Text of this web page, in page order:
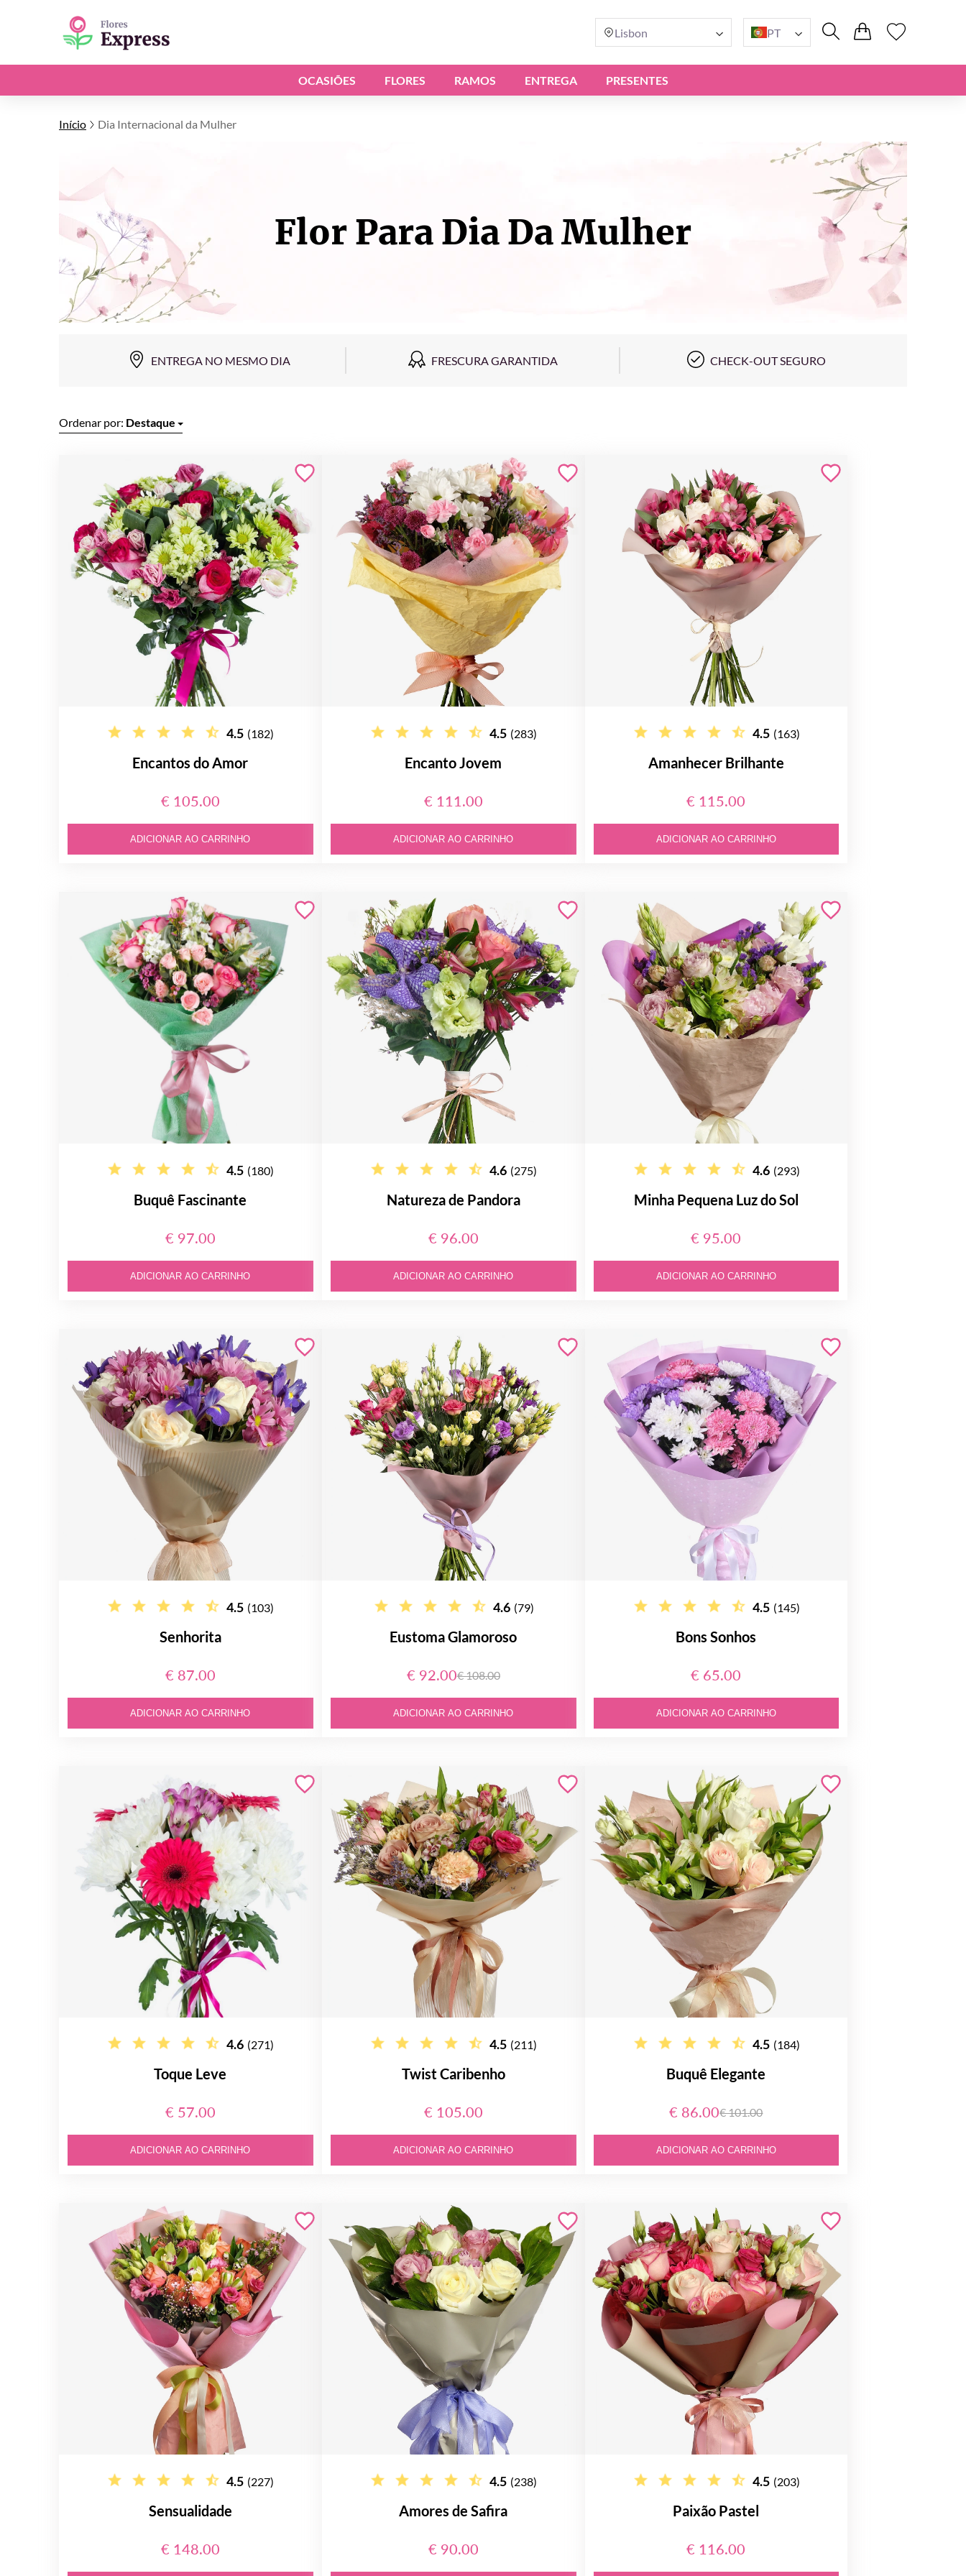
Lisbon PT
OCASIÕES FLORES RAMOS ENTREGA PRESENTES
Início Dia Internacional da Mulher
Flor Para Dia Da Mulher
ENTREGA NO MESMO DIA FRESCURA GARANTIDA CHECK-OUT SEGURO
Ordenar por: Destaque
4.5 (182)
Encantos do Amor
€ 105.00
ADICIONAR AO CARRINHO
4.5 (283)
Encanto Jovem
€ 111.00
ADICIONAR AO CARRINHO
4.5 (163)
Amanhecer Brilhante
€ 115.00
ADICIONAR AO CARRINHO
4.5 (180)
Buquê Fascinante
€ 97.00
ADICIONAR AO CARRINHO
4.6 (275)
Natureza de Pandora
€ 96.00
ADICIONAR AO CARRINHO
4.6 (293)
Minha Pequena Luz do Sol
€ 95.00
ADICIONAR AO CARRINHO
4.5 (103)
Senhorita
€ 87.00
ADICIONAR AO CARRINHO
4.6 (79)
Eustoma Glamoroso
€ 92.00€ 108.00
ADICIONAR AO CARRINHO
4.5 (145)
Bons Sonhos
€ 65.00
ADICIONAR AO CARRINHO
4.6 (271)
Toque Leve
€ 57.00
ADICIONAR AO CARRINHO
4.5 (211)
Twist Caribenho
€ 105.00
ADICIONAR AO CARRINHO
4.5 (184)
Buquê Elegante
€ 86.00€ 101.00
ADICIONAR AO CARRINHO
4.5 (227)
Sensualidade
€ 148.00
4.5 (238)
Amores de Safira
€ 90.00
4.5 (203)
Paixão Pastel
€ 116.00